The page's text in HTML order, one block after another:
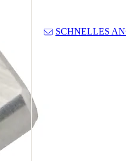
SCHNELLES